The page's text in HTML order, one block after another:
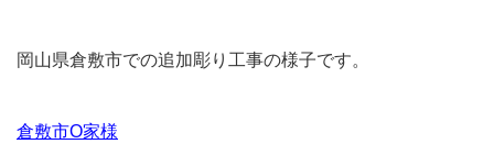
岡山県倉敷市での追加彫り工事の様子です。
倉敷市O家様